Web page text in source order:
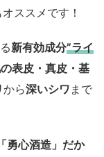
オススメです！
新有効成分”ライ
表皮・真皮・基
から深いシワ まで
心酒造」 だか